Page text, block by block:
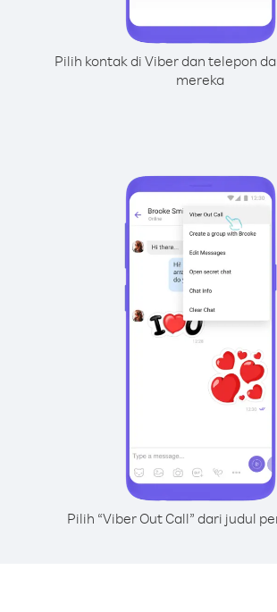
Pilih kontak di Viber dan telepon
mereka
Pilih “Viber Out Call” dari judul